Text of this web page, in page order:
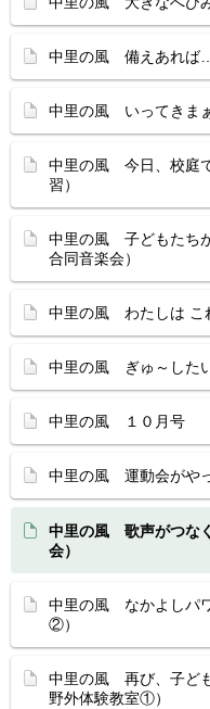
中里の風 備えあれば…
中里の風 いってきま
中里の風 今日、校庭
習）
中里の風 子どもたち
合同音楽会）
中里の風 わたしは こ
中里の風 ぎゅ～した
中里の風 １０月号
中里の風 運動会がや
中里の風 歌声がつな
会）
中里の風 なかよしパ
②）
中里の風 再び、子ど
野外体験教室①）